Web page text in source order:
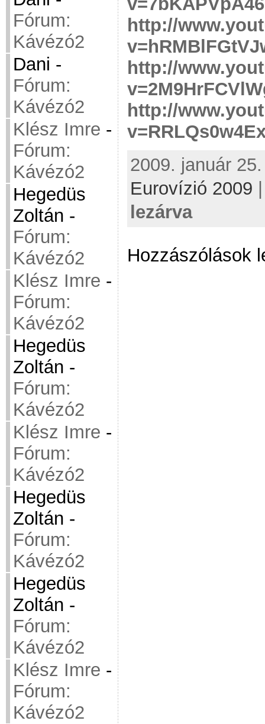
Fórum:
Kávézó2
Dani -
Fórum:
Kávézó2
Klész Imre -
Fórum:
Kávézó2
Hegedüs
Zoltán -
Fórum:
Kávézó2
Klész Imre -
Fórum:
Kávézó2
Hegedüs
Zoltán -
Fórum:
Kávézó2
Klész Imre -
Fórum:
Kávézó2
Hegedüs
Zoltán -
Fórum:
Kávézó2
Hegedüs
Zoltán -
Fórum:
Kávézó2
Klész Imre -
Fórum:
Kávézó2
http://
http://
http://
2009. január
Eurovízió 2009
lezárva
Hozzászólások